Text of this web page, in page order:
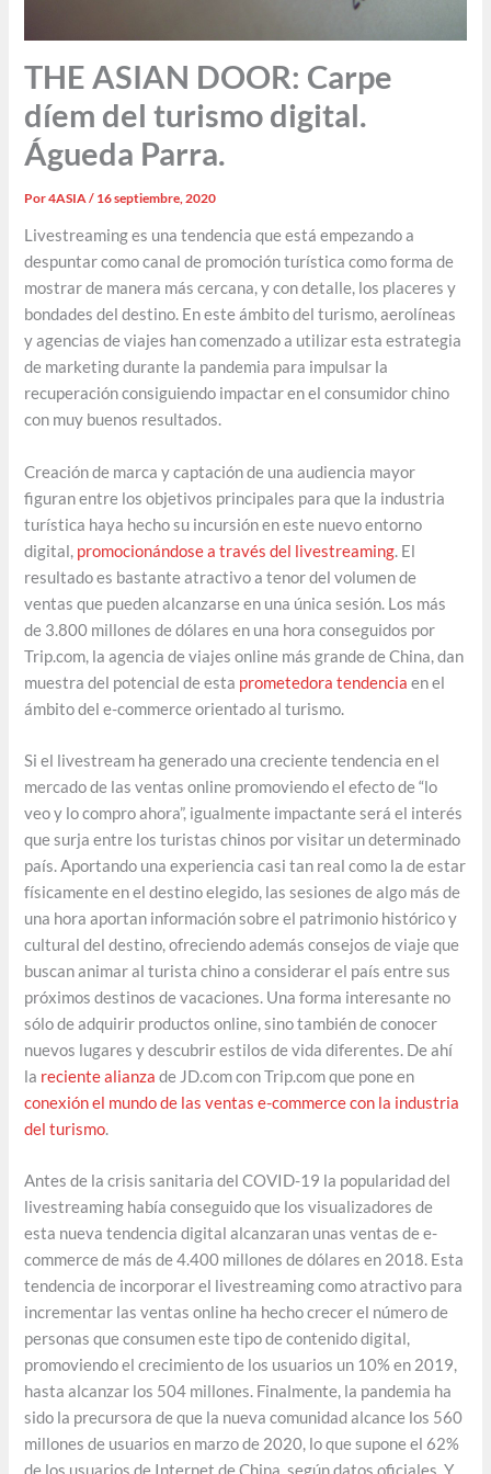
THE ASIAN DOOR: Carpe
díem del turismo digital.
Águeda Parra.
Por4ASIA/ 16 septiembre, 2020
Livestreaming es una tendencia que está empezando a
despuntar como canal de promoción turística como forma de
mostrar de manera más cercana, y con detalle, los placeres y
bondades del destino. En este ámbito del turismo, aerolíneas
y agencias de viajes han comenzado a utilizar esta estrategia
de marketing durante la pandemia para impulsar la
recuperación consiguiendo impactar en el consumidor chino
con muy buenos resultados.
Creación de marca y captación de una audiencia mayor
figuran entre los objetivos principales para que la industria
turística haya hecho su incursión en este nuevo entorno
digital, promocionándose a través del livestreaming. El
resultado es bastante atractivo a tenor del volumen de
ventas que pueden alcanzarse en una única sesión. Los más
de 3.800 millones de dólares en una hora conseguidos por
Trip.com, la agencia de viajes online más grande de China, dan
muestra del potencial de esta prometedora tendencia en el
ámbito del e-commerce orientado al turismo.
Si el livestream ha generado una creciente tendencia en el
mercado de las ventas online promoviendo el efecto de “lo
veo y lo compro ahora”, igualmente impactante será el interés
que surja entre los turistas chinos por visitar un determinado
país. Aportando una experiencia casi tan real como la de estar
físicamente en el destino elegido, las sesiones de algo más de
una hora aportan información sobre el patrimonio histórico y
cultural del destino, ofreciendo además consejos de viaje que
buscan animar al turista chino a considerar el país entre sus
próximos destinos de vacaciones. Una forma interesante no
sólo de adquirir productos online, sino también de conocer
nuevos lugares y descubrir estilos de vida diferentes. De ahí
la reciente alianza de JD.com con Trip.com que pone en
conexión el mundo de las ventas e-commerce con la industria
del turismo.
Antes de la crisis sanitaria del COVID-19 la popularidad del
livestreaming había conseguido que los visualizadores de
esta nueva tendencia digital alcanzaran unas ventas de e-
commerce de más de 4.400 millones de dólares en 2018. Esta
tendencia de incorporar el livestreaming como atractivo para
incrementar las ventas online ha hecho crecer el número de
personas que consumen este tipo de contenido digital,
promoviendo el crecimiento de los usuarios un 10% en 2019,
hasta alcanzar los 504 millones. Finalmente, la pandemia ha
sido la precursora de que la nueva comunidad alcance los 560
millones de usuarios en marzo de 2020, lo que supone el 62%